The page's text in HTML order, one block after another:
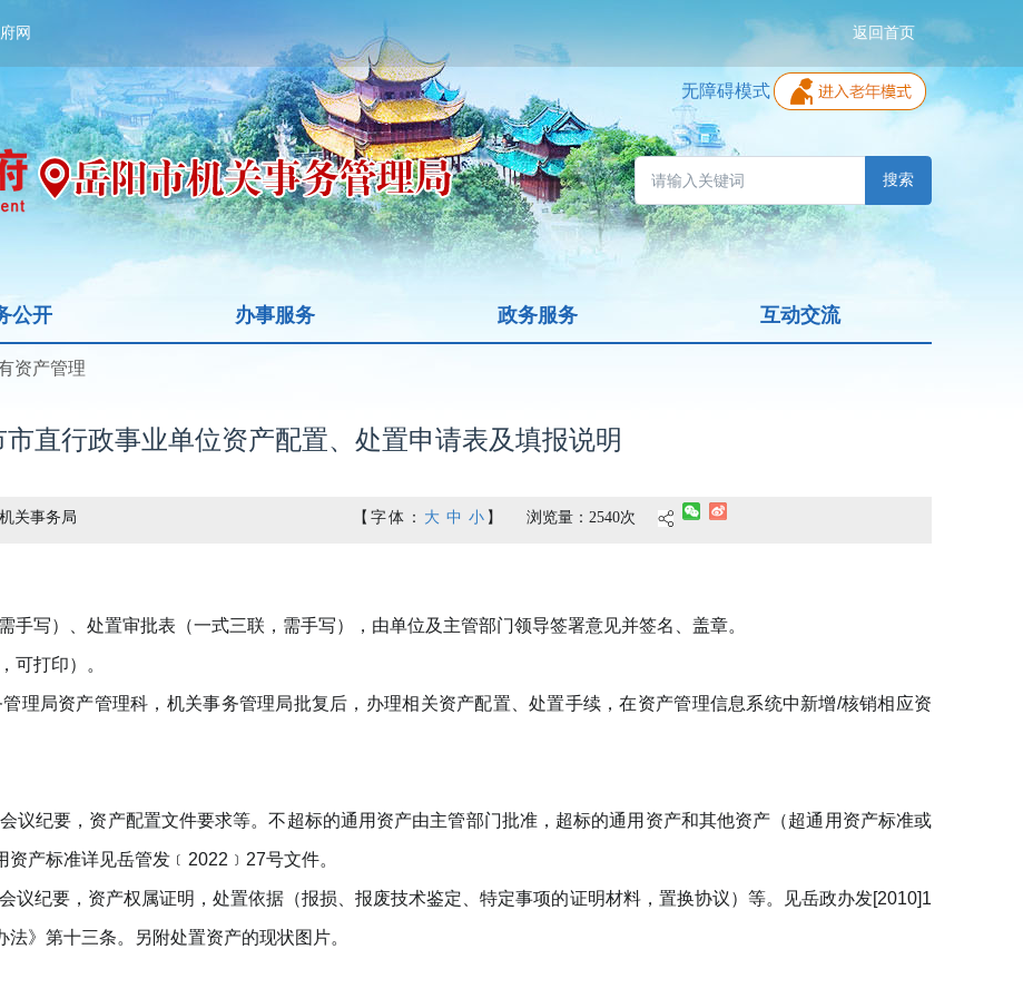
网 返回首页
搜索
无障碍模式
公开 办事服务 政务服务 互动交流
资产管理
市直行政事业单位资产配置、处置申请表及填报说明
关事务局 【字体： 大 中 小 】 浏览量： 2540次
手写）、处置审批表（一式三联，需手写），由单位及主管部门领导签署意见并签名、盖章。
可打印）。
理局资产管理科，机关事务管理局批复后，办理相关资产配置、处置手续，在资产管理信息系统中新增/核销相应资
议纪要，资产配置文件要求等。不超标的通用资产由主管部门批准，超标的通用资产和其他资产（超通用资产标准或
产标准详见岳管发﹝2022﹞27号文件。
议纪要，资产权属证明，处置依据（报损、报废技术鉴定、特定事项的证明材料，置换协议）等。见岳政办发[2010]1
》第十三条。另附处置资产的现状图片。